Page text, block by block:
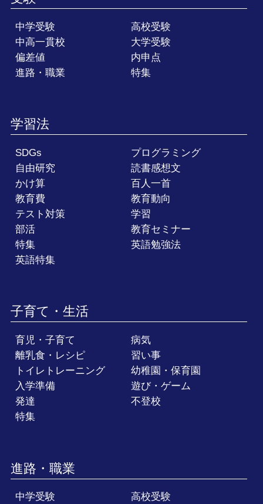
中学受験
高校受験
中高一貫校
大学受験
偏差値
内申点
進路・職業
特集
学習法
SDGs
プログラミング
自由研究
読書感想文
かけ算
百人一首
教育費
教育動向
テスト対策
学習
部活
教育セミナー
特集
英語勉強法
英語特集
子育て・生活
育児・子育て
病気
離乳食・レシピ
習い事
トイレトレーニング
幼稚園・保育園
入学準備
遊び・ゲーム
発達
不登校
特集
進路・職業
中学受験 高校受験